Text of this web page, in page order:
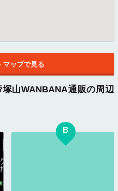
ップで見る
山WANBANA通販の周辺
B